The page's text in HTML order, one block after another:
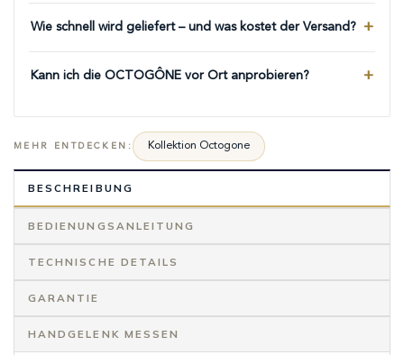
Wie schnell wird geliefert – und was kostet der Versand?
Kann ich die OCTOGÔNE vor Ort anprobieren?
MEHR ENTDECKEN: Kollektion Octogone
BESCHREIBUNG
BEDIENUNGSANLEITUNG
TECHNISCHE DETAILS
GARANTIE
HANDGELENK MESSEN